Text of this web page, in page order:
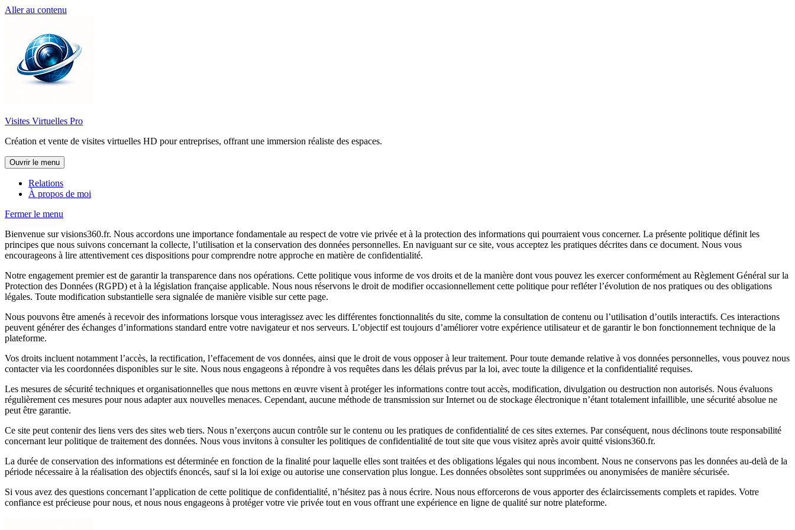
Aller au contenu
Visites Virtuelles Pro
Création et vente de visites virtuelles HD pour entreprises, offrant une immersion réaliste des espaces.
Ouvrir le menu
Relations
À propos de moi
Fermer le menu
Bienvenue sur visions360.fr. Nous accordons une importance fondamentale au respect de votre vie privée et à la protection des informations qui pourraient vous concerner. La présente politique définit les
principes que nous suivons concernant la collecte, l’utilisation et la conservation des données personnelles. En naviguant sur ce site, vous acceptez les pratiques décrites dans ce document. Nous vous
encourageons à lire attentivement ces dispositions pour comprendre notre approche en matière de confidentialité.
Notre engagement premier est de garantir la transparence dans nos opérations. Cette politique vous informe de vos droits et de la manière dont vous pouvez les exercer conformément au Règlement Général sur la
Protection des Données (RGPD) et à la législation française applicable. Nous nous réservons le droit de modifier occasionnellement cette politique pour refléter l’évolution de nos pratiques ou des obligations
légales. Toute modification substantielle sera signalée de manière visible sur cette page.
Nous pouvons être amenés à recevoir des informations lorsque vous interagissez avec les différentes fonctionnalités du site, comme la consultation de contenu ou l’utilisation d’outils interactifs. Ces interactions
peuvent générer des échanges d’informations standard entre votre navigateur et nos serveurs. L’objectif est toujours d’améliorer votre expérience utilisateur et de garantir le bon fonctionnement technique de la
plateforme.
Vos droits incluent notamment l’accès, la rectification, l’effacement de vos données, ainsi que le droit de vous opposer à leur traitement. Pour toute demande relative à vos données personnelles, vous pouvez nous
contacter via les coordonnées disponibles sur le site. Nous nous engageons à répondre à vos requêtes dans les délais prévus par la loi, avec toute la diligence et la confidentialité requises.
Les mesures de sécurité techniques et organisationnelles que nous mettons en œuvre visent à protéger les informations contre tout accès, modification, divulgation ou destruction non autorisés. Nous évaluons
régulièrement ces mesures pour nous adapter aux nouvelles menaces. Cependant, aucune méthode de transmission sur Internet ou de stockage électronique n’étant totalement infaillible, une sécurité absolue ne
peut être garantie.
Ce site peut contenir des liens vers des sites web tiers. Nous n’exerçons aucun contrôle sur le contenu ou les pratiques de confidentialité de ces sites externes. Par conséquent, nous déclinons toute responsabilité
concernant leur politique de traitement des données. Nous vous invitons à consulter les politiques de confidentialité de tout site que vous visitez après avoir quitté visions360.fr.
La durée de conservation des informations est déterminée en fonction de la finalité pour laquelle elles sont traitées et des obligations légales qui nous incombent. Nous ne conservons pas les données au-delà de la
période nécessaire à la réalisation des objectifs énoncés, sauf si la loi exige ou autorise une conservation plus longue. Les données obsolètes sont supprimées ou anonymisées de manière sécurisée.
Si vous avez des questions concernant l’application de cette politique de confidentialité, n’hésitez pas à nous écrire. Nous nous efforcerons de vous apporter des éclaircissements complets et rapides. Votre
confiance est précieuse pour nous, et nous nous engageons à protéger votre vie privée tout en vous offrant une expérience en ligne de qualité sur notre plateforme.